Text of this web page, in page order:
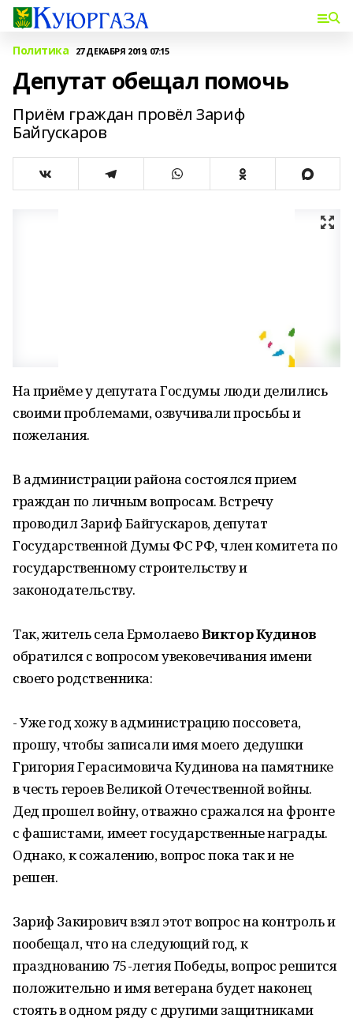
Политика 27 ДЕКАБРЯ 2019, 07:15
Депутат обещал помочь
Приём граждан провёл Зариф
Байгускаров
На приёме у депутата Госдумы люди делились
своими проблемами, озвучивали просьбы и
пожелания.
В администрации района состоялся прием
граждан по личным вопросам. Встречу
проводил Зариф Байгускаров, депутат
Государственной Думы ФС РФ, член комитета по
государственному строительству и
законодательству.
Так, житель села ЕрмолаевоВиктор Кудинов
обратился с вопросом увековечивания имени
своего родственника:
- Уже год хожу в администрацию поссовета,
прошу, чтобы записали имя моего дедушки
Григория Герасимовича Кудинова на памятнике
в честь героев Великой Отечественной войны.
Дед прошел войну, отважно сражался на фронте
с фашистами, имеет государственные награды.
Однако, к сожалению, вопрос пока так и не
решен.
Зариф Закирович взял этот вопрос на контроль и
пообещал, что на следующий год, к
празднованию 75-летия Победы, вопрос решится
положительно и имя ветерана будет наконец
стоять в одном ряду с другими защитниками